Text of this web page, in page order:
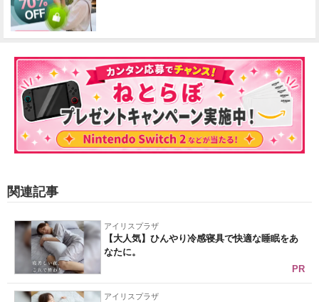
関連記事
アイリスプラザ
【大人気】ひんやり冷感寝具で快適な睡眠をあ
なたに。
PR
アイリスプラザ